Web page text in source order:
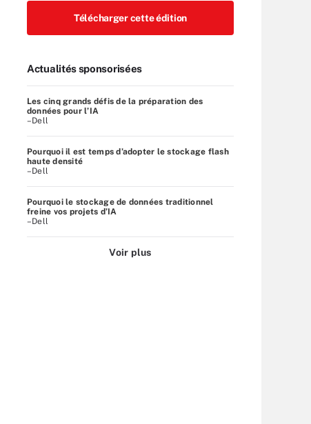
Télécharger cette édition
Actualités sponsorisées
Les cinq grands défis de la préparation des
données pour l’IA
–Dell
Pourquoi il est temps d’adopter le stockage flash
haute densité
–Dell
Pourquoi le stockage de données traditionnel
freine vos projets d’IA
–Dell
Voir plus